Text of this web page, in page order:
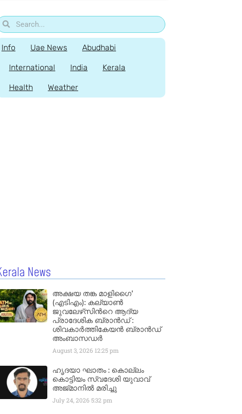
Info Uae News Abudhabi
International India Kerala
Health Weather
News
അക്ഷയ തങ്ക മാളിഗൈ’
(എടിഎം): കല്യാണ്‍
ജുവലേഴ്‌സിന്‍റെ ആദ്യ
പ്രാദേശിക ബ്രാന്‍ഡ് :
ശിവകാര്‍ത്തികേയന്‍ ബ്രാന്‍ഡ്
അംബാസഡര്‍
August 3, 2026 12:25 pm
ഹൃദയാ ഘാതം : കൊല്ലം
കൊട്ടിയം സ്വദേശി യുവാവ്
അജ്മാനിൽ മരിച്ചു
July 24, 2026 5:32 pm